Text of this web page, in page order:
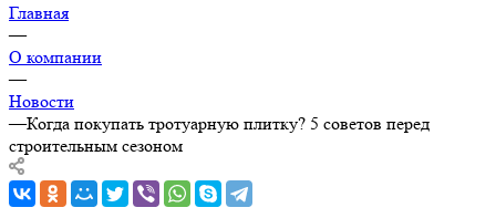
Главная
—
О компании
—
Новости
—Когда покупать тротуарную плитку? 5 советов перед
строительным сезоном